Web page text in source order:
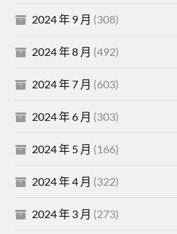
2024 年 9 月 (308)
2024 年 8 月 (492)
2024 年 7 月 (603)
2024 年 6 月 (303)
2024 年 5 月 (166)
2024 年 4 月 (322)
2024 年 3 月 (273)